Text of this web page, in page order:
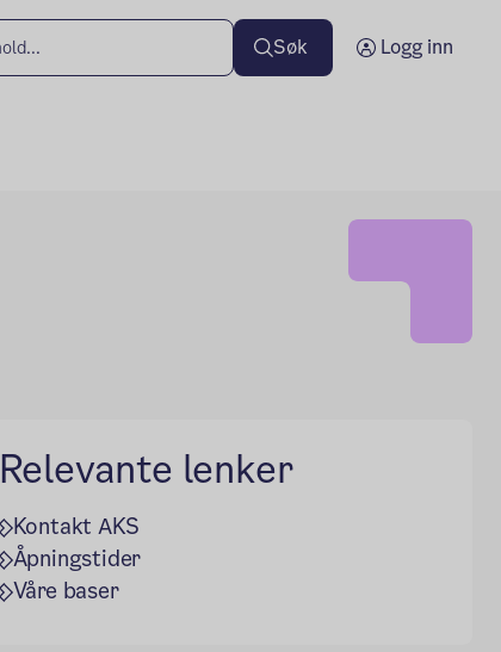
Søk Logg inn
Relevante lenker
Kontakt AKS
Åpningstider
Våre baser